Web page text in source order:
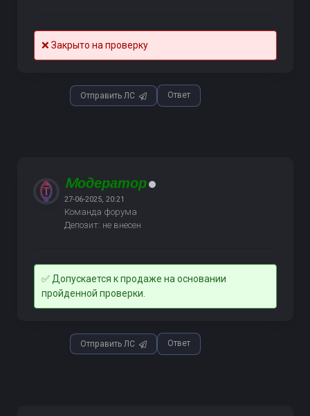
❌ Закрыто на проверку
Отправить ЛС Ответ
Mодератор
27-06-2025, 20:21
Команда форума
Депозит: не внесен
✅ Допускается к продаже на основании
пройденной проверки.
Отправить ЛС Ответ